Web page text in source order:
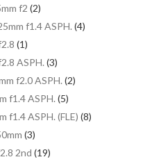
f2 (2)
f1.4 ASPH. (4)
(1)
ASPH. (3)
f2.0 ASPH. (2)
f1.4 ASPH. (5)
f1.4 ASPH. (FLE) (8)
(3)
2nd (19)